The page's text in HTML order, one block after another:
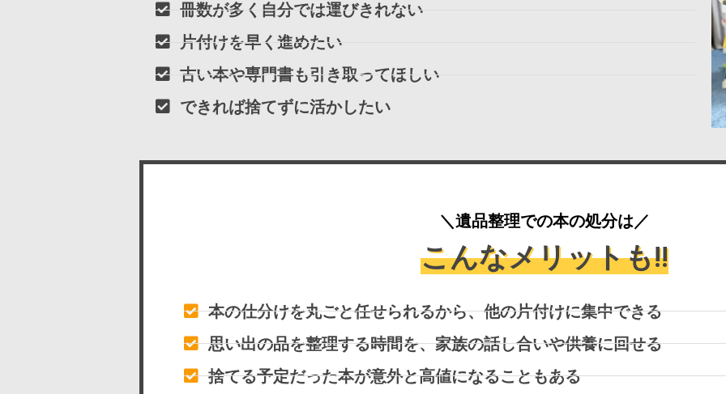
冊数が多く自分では運びきれない
片付けを早く進めたい
古い本や専門書も引き取ってほしい
できれば捨てずに活かしたい
＼遺品整理での本の処分は／
こんなメリットも!!
本の仕分けを丸ごと任せられるから、他の片付けに集中できる
思い出の品を整理する時間を、家族の話し合いや供養に回せる
捨てる予定だった本が意外と高値になることもある